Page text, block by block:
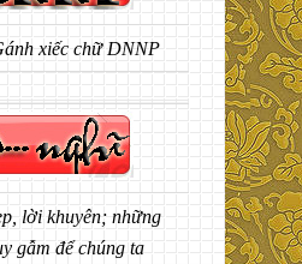
xiếc chữ DNNP
lời khuyên; những
gẫm để chúng ta